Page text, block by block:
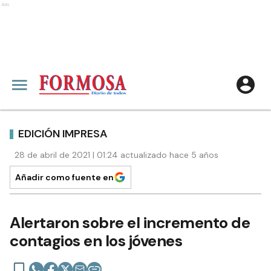
Ads
EDICIÓN IMPRESA
28 de abril de 2021 | 01:24 actualizado hace 5 años
Añadir como fuente en
Alertaron sobre el incremento de
contagios en los jóvenes